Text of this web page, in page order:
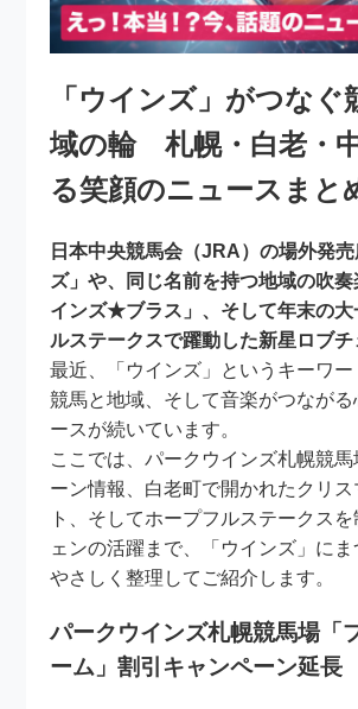
「ウインズ」がつなぐ
域の輪 札幌・白老・
る笑顔のニュースまと
日本中央競馬会（JRA）の場外発
ズ」や、同じ名前を持つ地域の吹
インズ★ブラス」、そして年末の大
ルステークスで躍動した新星ロブチ
最近、「ウインズ」というキーワー
競馬と地域、そして音楽がつながる
ースが続いています。
ここでは、パークウインズ札幌競
ーン情報、白老町で開かれたクリ
ト、そしてホープフルステークス
ェンの活躍まで、「ウインズ」に
やさしく整理してご紹介します。
パークウインズ札幌競馬場「
ーム」割引キャンペーン延長